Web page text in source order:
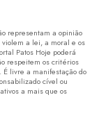
representam a opinião
violem a lei, a moral e os
Patos Hoje poderá
respeitem os critérios
livre a manifestação do
cível ou
a mais que os